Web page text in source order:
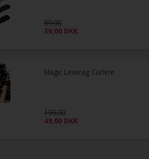
89,00
39,00 DKK
Magic Leverag Curlere
199,00
49,00 DKK